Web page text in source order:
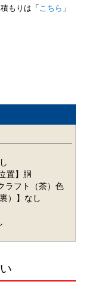
もりは「 こちら 」
置】胴
ラフト（茶）色
）】なし